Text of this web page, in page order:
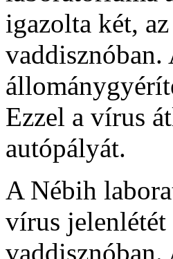
igazolta két,
vaddisznóban.
Ezzel a vírus
autópályát.
A Nébih
vírus